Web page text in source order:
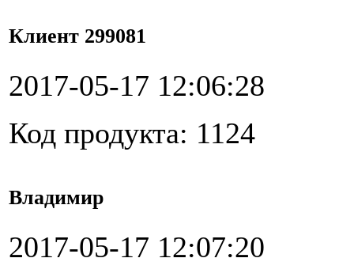
Клиент 299081
2017-05-17 12:06:28
Код продукта: 1124
Владимир
2017-05-17 12:07:20